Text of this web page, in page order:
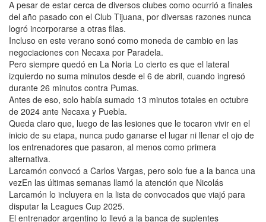
A pesar de estar cerca de diversos clubes como ocurrió a finales
del año pasado con el Club Tijuana, por diversas razones nunca
logró incorporarse a otras filas.
Incluso en este verano sonó como moneda de cambio en las
negociaciones con Necaxa por Paradela.
Pero siempre quedó en La Noria Lo cierto es que el lateral
izquierdo no suma minutos desde el 6 de abril, cuando ingresó
durante 26 minutos contra Pumas.
Antes de eso, solo había sumado 13 minutos totales en octubre
de 2024 ante Necaxa y Puebla.
Queda claro que, luego de las lesiones que le tocaron vivir en el
inicio de su etapa, nunca pudo ganarse el lugar ni llenar el ojo de
los entrenadores que pasaron, al menos como primera
alternativa.
Larcamón convocó a Carlos Vargas, pero solo fue a la banca una
vezEn las últimas semanas llamó la atención que Nicolás
Larcamón lo incluyera en la lista de convocados que viajó para
disputar la Leagues Cup 2025.
El entrenador argentino lo llevó a la banca de suplentes